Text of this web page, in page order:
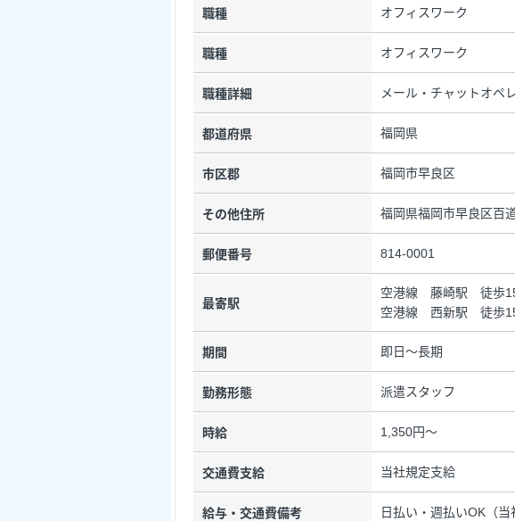
職種 オフィスワーク
職種 オフィスワーク
職種詳細 メール・チャットオペ
都道府県 福岡県
市区郡 福岡市早良区
その他住所 福岡県福岡市早良区百
郵便番号 814-0001
最寄駅
空港線 藤崎駅 徒歩
空港線 西新駅 徒歩
期間 即日～長期
勤務形態 派遣スタッフ
時給 1,350円～
交通費支給 当社規定支給
給与・交通費備考 日払い・週払いOK（当